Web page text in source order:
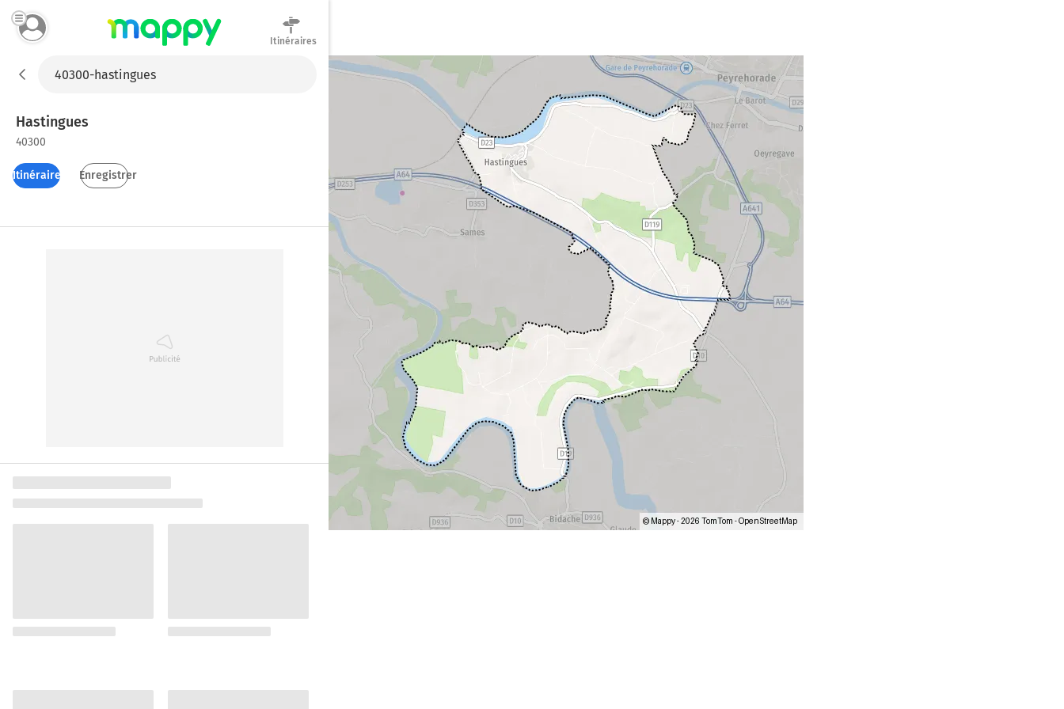
Itinéraires
Hastingues
40300
Itinéraires Enregistrer